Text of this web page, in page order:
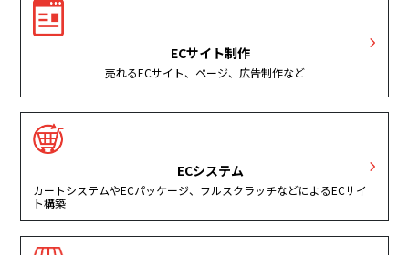
ECサイト制作
売れるECサイト、ページ、広告制作など
ECシステム
カートシステムやECパッケージ、フルスクラッチなどによるECサイ
ト構築